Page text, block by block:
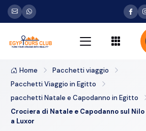
Home
Pacchetti viaggio
Pacchetti Viaggio in Egitto
pacchetti Natale e Capodanno in Egitto
Crociera di Natale e Capodanno sul
a Luxor